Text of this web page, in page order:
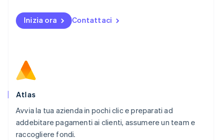
Inizia ora Contattaci
Atlas
Avvia la tua azienda in pochi clic e preparati ad
addebitare pagamenti ai clienti, assumere un team e
raccogliere fondi.
English
Nuova Zelanda
English
Portogallo
Português
English简体中文
Regno Unito
English